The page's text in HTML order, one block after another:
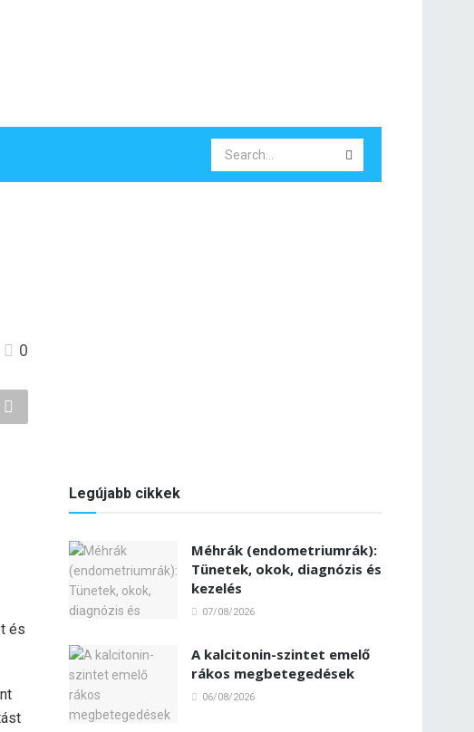
0
és
Legújabb cikkek
Méhrák (endometriumrák):
Tünetek, okok, diagnózis és
kezelés
07/08/2026
A kalcitonin-szintet emelő
rákos megbetegedések
06/08/2026